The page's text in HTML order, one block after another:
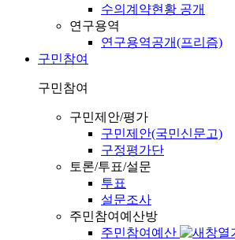
수의계약현황 공개
연구용역
연구용역공개(프리즘)
구민참여
구민참여
구민제안/평가
구민제안(국민신문고)
구정평가단
토론/투표/설문
투표
설문조사
주민참여예산방
주민참여예산